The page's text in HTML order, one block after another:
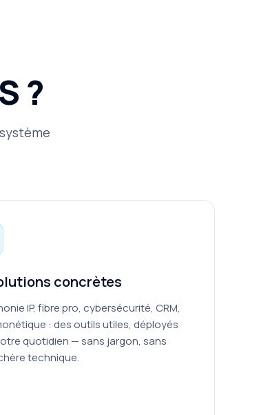
?
concrètes
IP, fibre pro, cybersécurité, CRM,
: des outils utiles, déployés
quotidien — sans jargon, sans
technique.